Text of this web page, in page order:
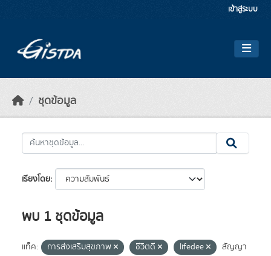
เข้าสู่ระบบ
ชุดข้อมูล
เรียงโดย
พบ 1 ชุดข้อมูล
แท็ค: การส่งเสริมสุขภาพ ชีวิตดี lifedee
สัญญา